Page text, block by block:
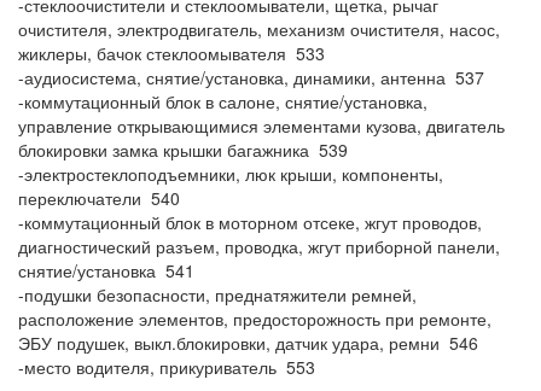
-стеклоочистители и стеклоомыватели, щетка, рычаг
очистителя, электродвигатель, механизм очистителя, насос,
жиклеры, бачок стеклоомывателя 533
-аудиосистема, снятие/установка, динамики, антенна 537
-коммутационный блок в салоне, снятие/установка,
управление открывающимися элементами кузова, двигатель
блокировки замка крышки багажника 539
-электростеклоподъемники, люк крыши, компоненты,
переключатели 540
-коммутационный блок в моторном отсеке, жгут проводов,
диагностический разъем, проводка, жгут приборной панели,
снятие/установка 541
-подушки безопасности, преднатяжители ремней,
расположение элементов, предосторожность при ремонте,
ЭБУ подушек, выкл.блокировки, датчик удара, ремни 546
-место водителя, прикуриватель 553